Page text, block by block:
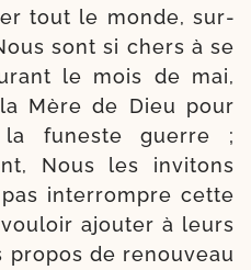
tout le monde, sur­
sont si chers à se
le mois de mai,
Mère de Dieu pour
funeste guerre ;
Nous les invi­tons
inter­rompre cette
ajou­ter à leurs
pro­pos de renou­veau